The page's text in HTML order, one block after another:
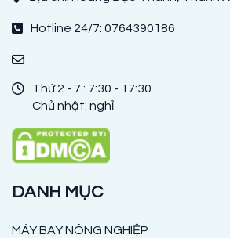
Hotline 24/7: 0764390186
Thứ 2 - 7 : 7:30 - 17:30
Chủ nhật: nghỉ
DANH MỤC
MÁY BAY NÔNG NGHIỆP